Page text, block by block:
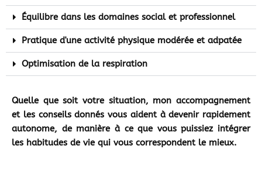
Équilibre dans les domaines social et professionnel
Pratique d'une activité physique modérée et adpatée
Optimisation de la respiration
Quelle que soit votre situation, mon accompagnement
et les conseils donnés vous aident à devenir rapidement
autonome, de manière à ce que vous puissiez intégrer
les habitudes de vie qui vous correspondent le mieux.